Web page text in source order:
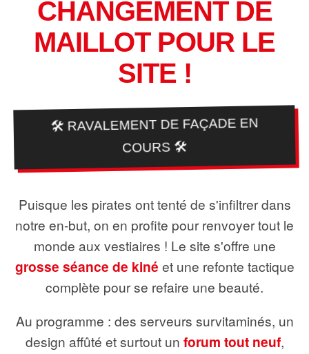
CHANGEMENT DE
MAILLOT POUR LE
SITE !
🛠️ RAVALEMENT DE FAÇADE EN
COURS 🛠️
Puisque les pirates ont tenté de s'infiltrer dans
notre en-but, on en profite pour renvoyer tout le
monde aux vestiaires ! Le site s'offre une
grosse séance de kiné et une refonte tactique
complète pour se refaire une beauté.
Au programme : des serveurs survitaminés, un
design affûté et surtout un forum tout neuf,